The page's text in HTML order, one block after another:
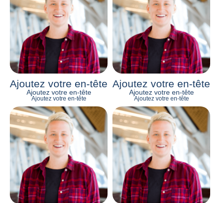
Ajoutez votre en-tête
Ajoutez votre en-tête
Ajoutez votre en-tête
Ajoutez votre en-tête
Ajoutez votre en-tête
Ajoutez votre en-tête